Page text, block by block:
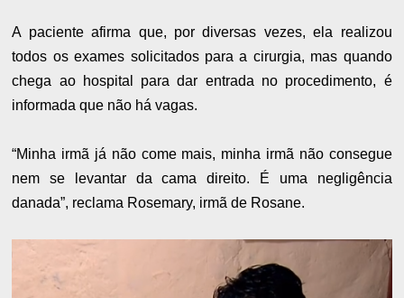
A paciente afirma que, por diversas vezes, ela realizou
todos os exames solicitados para a cirurgia, mas quando
chega ao hospital para dar entrada no procedimento, é
informada que não há vagas.
“Minha irmã já não come mais, minha irmã não consegue
nem se levantar da cama direito. É uma negligência
danada”, reclama Rosemary, irmã de Rosane.